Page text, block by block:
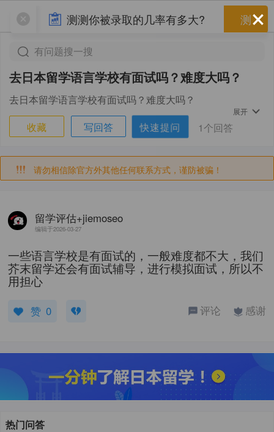
有问题搜一搜
去日本留学语言学校有面试吗？难度大吗？
去日本留学语言学校有面试吗？难度大吗？
展开
收藏 写回答 快速提问 1个回答
请勿相信除官方外其他任何联系方式，谨防被骗！
留学评估+jiemoseo
编辑于2026-03-27
一些语言学校是有面试的，一般难度都不大，我们
芥末留学还会有面试辅导，进行模拟面试，所以不
用担心
赞 0 感谢
评论
热门问答
×
测测你被录取的几率有多大? 测